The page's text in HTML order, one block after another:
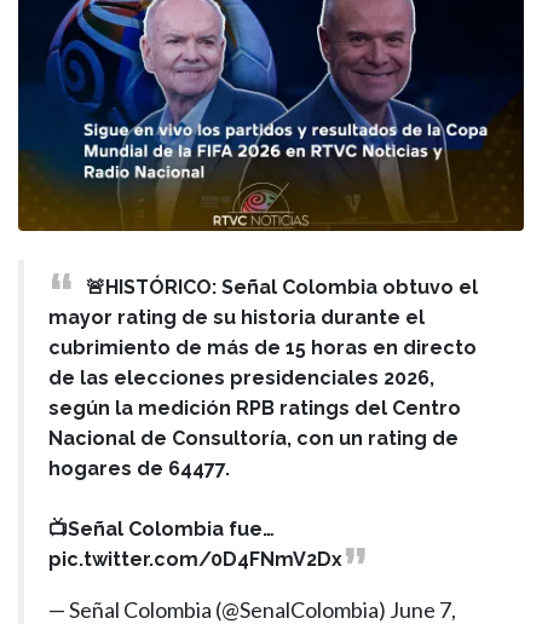
🚨HISTÓRICO: Señal Colombia obtuvo el
mayor rating de su historia durante el
cubrimiento de más de 15 horas en directo
de las elecciones presidenciales 2026,
según la medición RPB ratings del Centro
Nacional de Consultoría, con un rating de
hogares de 64477.
📺Señal Colombia fue…
pic.twitter.com/0D4FNmV2Dx
— Señal Colombia (@SenalColombia) June 7,